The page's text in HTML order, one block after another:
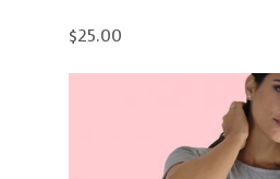
$25.00